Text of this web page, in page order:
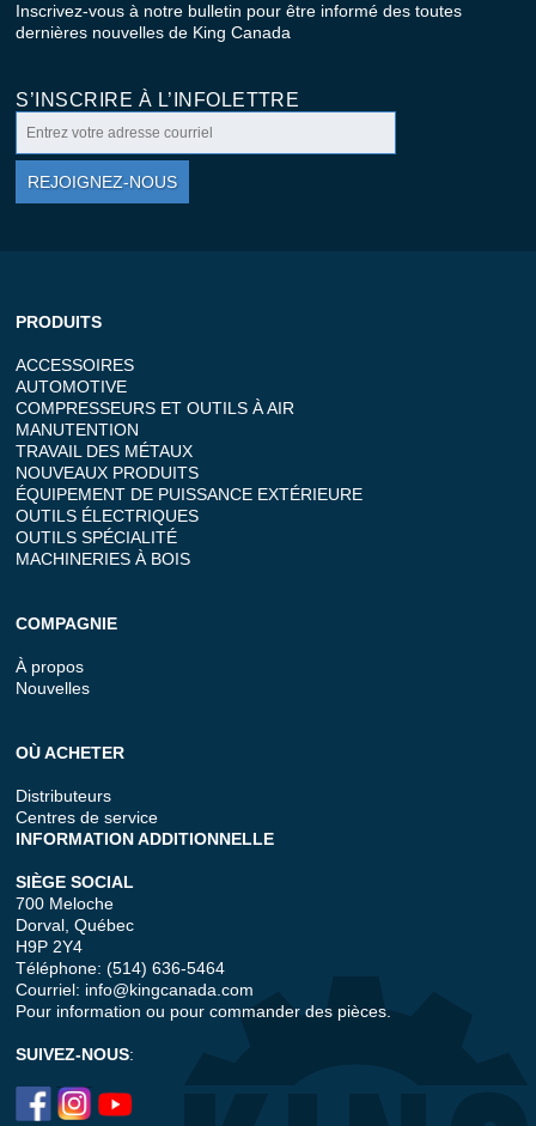
Inscrivez-vous à notre bulletin pour être informé des toutes
dernières nouvelles de King Canada
S’INSCRIRE À L’INFOLETTRE
REJOIGNEZ-NOUS
PRODUITS
ACCESSOIRES
AUTOMOTIVE
COMPRESSEURS ET OUTILS À AIR
MANUTENTION
TRAVAIL DES MÉTAUX
NOUVEAUX PRODUITS
ÉQUIPEMENT DE PUISSANCE EXTÉRIEURE
OUTILS ÉLECTRIQUES
OUTILS SPÉCIALITÉ
MACHINERIES À BOIS
COMPAGNIE
À propos
Nouvelles
OÙ ACHETER
Distributeurs
Centres de service
INFORMATION ADDITIONNELLE
SIÈGE SOCIAL
700 Meloche
Dorval, Québec
H9P 2Y4
Téléphone: (514) 636-5464
Courriel: info@kingcanada.com
Pour information ou pour commander des pièces.
SUIVEZ-NOUS: